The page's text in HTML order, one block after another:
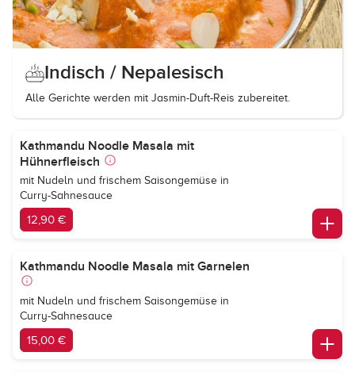
Indisch / Nepalesisch
Alle Gerichte werden mit Jasmin-Duft-Reis zubereitet.
Kathmandu Noodle Masala mit
Hühnerfleisch
mit Nudeln und frischem Saisongemüse in
Curry-Sahnesauce
12,90 €
Kathmandu Noodle Masala mit Garnelen
mit Nudeln und frischem Saisongemüse in
Curry-Sahnesauce
15,00 €